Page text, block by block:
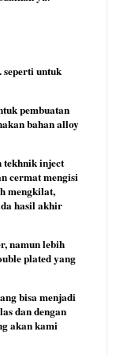
untuk
pembuatan
bahan alloy
tekhnik inject
cermat mengisi
mengkilat,
hasil akhir
namun lebih
plated yang
bisa menjadi
dan dengan
akan kami